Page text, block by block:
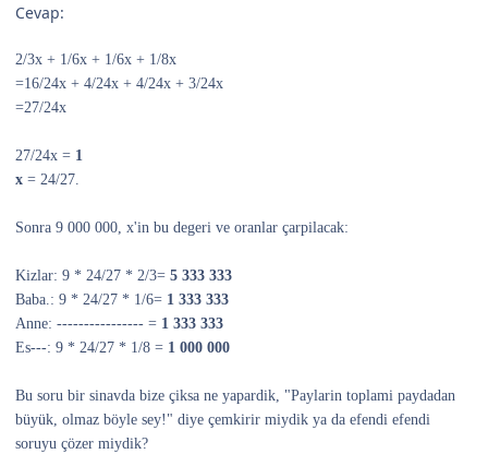
Cevap:
2/3x + 1/6x + 1/6x + 1/8x
=16/24x + 4/24x + 4/24x + 3/24x
=27/24x
27/24x = 1
x = 24/27.
Sonra 9 000 000, x'in bu degeri ve oranlar çarpilacak:
Kizlar: 9 * 24/27 * 2/3= 5 333 333
Baba.: 9 * 24/27 * 1/6= 1 333 333
Anne: ---------------- = 1 333 333
Es---: 9 * 24/27 * 1/8 = 1 000 000
Bu soru bir sinavda bize çiksa ne yapardik, "Paylarin toplami paydadan
büyük, olmaz böyle sey!" diye çemkirir miydik ya da efendi efendi
soruyu çözer miydik?